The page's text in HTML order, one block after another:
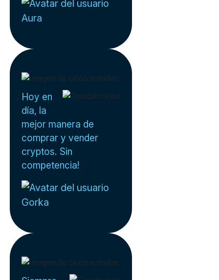
Aura
Hoy en
día, la
mejor manera de
comprar y vender
cryptos. Sin
competencia!
Gorka